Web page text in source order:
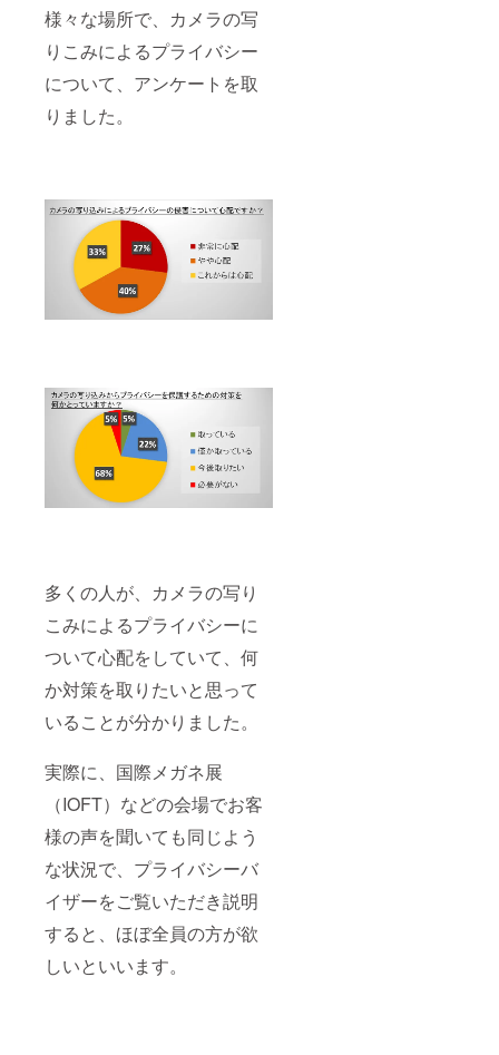
様々な場所で、カメラの写
りこみによるプライバシー
について、アンケートを取
りました。
多くの人が、カメラの写り
こみによるプライバシーに
ついて心配をしていて、何
か対策を取りたいと思って
いることが分かりました。
実際に、国際メガネ展
（IOFT）などの会場でお客
様の声を聞いても同じよう
な状況で、プライバシーバ
イザーをご覧いただき説明
すると、ほぼ全員の方が欲
しいといいます。